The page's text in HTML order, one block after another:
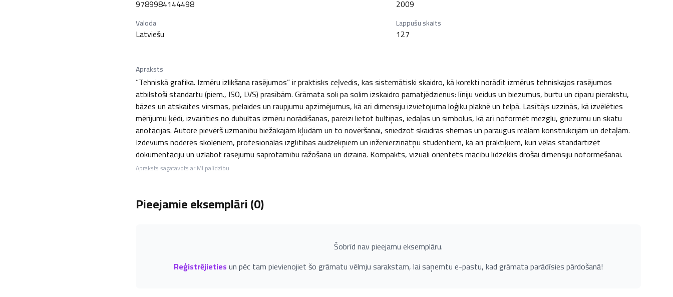
9789984144498 2009
Valoda
Latviešu
Lappušu skaits
127
Apraksts
“Tehniskā grafika. Izmēru izlikšana rasējumos” ir praktisks ceļvedis, kas sistemātiski skaidro, kā korekti norādīt izmērus tehniskajos rasējumos
atbilstoši standartu (piem., ISO, LVS) prasībām. Grāmata soli pa solim izskaidro pamatjēdzienus: līniju veidus un biezumus, burtu un ciparu pierakstu,
bāzes un atskaites virsmas, pielaides un raupjumu apzīmējumus, kā arī dimensiju izvietojuma loģiku plaknē un telpā. Lasītājs uzzinās, kā izvēlēties
mērījumu ķēdi, izvairīties no dubultas izmēru norādīšanas, pareizi lietot bultiņas, iedaļas un simbolus, kā arī noformēt mezglu, griezumu un skatu
anotācijas. Autore pievērš uzmanību biežākajām kļūdām un to novēršanai, sniedzot skaidras shēmas un paraugus reālām konstrukcijām un detaļām.
Izdevums noderēs skolēniem, profesionālās izglītības audzēkņiem un inženierzinātņu studentiem, kā arī praktiķiem, kuri vēlas standartizēt
dokumentāciju un uzlabot rasējumu saprotamību ražošanā un dizainā. Kompakts, vizuāli orientēts mācību līdzeklis drošai dimensiju noformēšanai.
Apraksts sagatavots ar MI palīdzību
Pieejamie eksemplāri (0)
Šobrīd nav pieejamu eksemplāru.
Reģistrējietiesun pēc tam pievienojiet šo grāmatu vēlmju sarakstam, lai saņemtu e-pastu, kad grāmata parādīsies pārdošanā!